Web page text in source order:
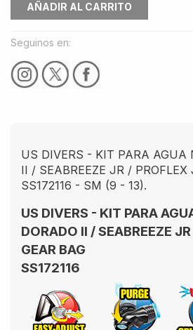
AÑADIR AL CARRITO
Seguinos en:
US DIVERS - KIT PARA AGUA
II / SEABREEZE JR / PROFLEX
SS172116 - SM (9 - 13).
US DIVERS - KIT PARA
DORADO II / SEABREEZE
GEAR BAG
SS172116